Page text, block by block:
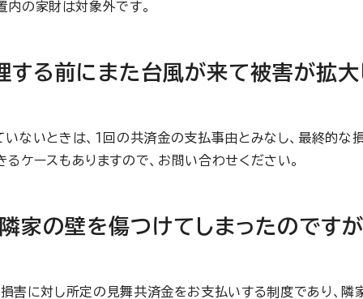
内の家財は対象外です。
る前にまた台風が来て被害が拡
いときは、１回の共済金の支払事由とみなし、最終的な
ケースもありますので、お問い合わせください。
家の壁を傷つけてしまったのです
害に対し所定の見舞共済金をお支払いする制度であり、隣